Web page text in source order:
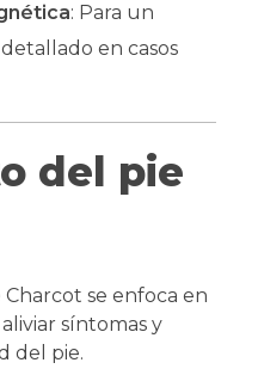
: Para un
en casos
del pie
se enfoca en
síntomas y
del pie.